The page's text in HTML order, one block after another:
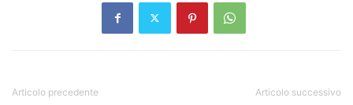
Articolo precedente Articolo successivo